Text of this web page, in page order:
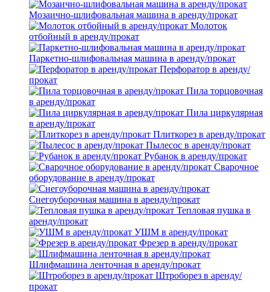
Мозаично-шлифовальная машина в аренду/прокат
Молоток
отбойный в аренду/прокат
Паркетно-шлифовальная машина в аренду/прокат
Перфоратор в аренду/
прокат
Пила торцовочная
в аренду/прокат
Пила циркулярная
в аренду/прокат
Плиткорез в аренду/прокат
Пылесос в аренду/прокат
Рубанок в аренду/прокат
Сварочное
оборудование в аренду/прокат
Снегоуборочная машина в аренду/прокат
Тепловая пушка в
аренду/прокат
УШМ в аренду/прокат
Фрезер в аренду/прокат
Шлифмашина ленточная в аренду/прокат
Штроборез в аренду/
прокат